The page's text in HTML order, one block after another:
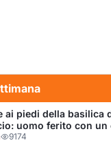
ai piedi della basilica
uomo ferito con un
9174